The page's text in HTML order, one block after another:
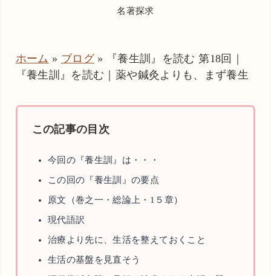
名著探求
ホーム » ブログ»
『養生訓』を読む 第18回｜
『養生訓』を読む｜薬や鍼灸よりも、まず養生
この記事の目次
今回の『養生訓』は・・・
この回の『養生訓』の要点
原文（巻之一・総論上・1５章）
現代語訳
治療より先に、生活を整えておくこと
生活の基盤を見直そう